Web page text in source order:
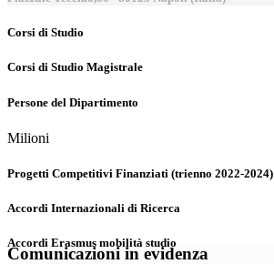
Corsi di Studio
Corsi di Studio Magistrale
Persone del Dipartimento
Milioni
Progetti Competitivi Finanziati (trienno 2022-2024)
Accordi Internazionali di Ricerca
Accordi Erasmus mobilità studio
Comunicazioni in evidenza